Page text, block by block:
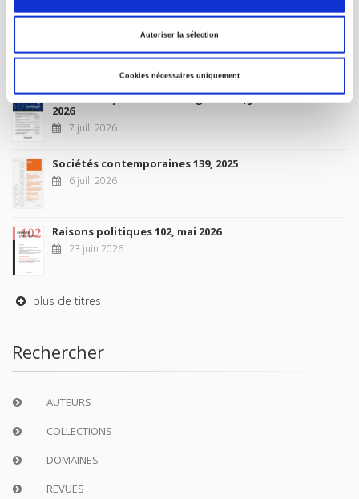
Autoriser la sélection
Cookies nécessaires uniquement
Revue française de science politique 76-2, avril-juin
10 juil. 2026
Revue française de sociologie 66 3/4, juillet-décembre
2026
7 juil. 2026
Sociétés contemporaines 139, 2025
6 juil. 2026
Raisons politiques 102, mai 2026
23 juin 2026
plus de titres
Rechercher
AUTEURS
COLLECTIONS
DOMAINES
REVUES